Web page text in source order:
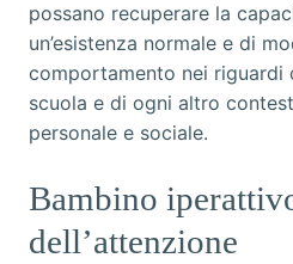
possano recuperare la
un’esistenza normale e di
comportamento nei riguardi
scuola e di ogni altro
personale e sociale.
Bambino
dell’attenzione